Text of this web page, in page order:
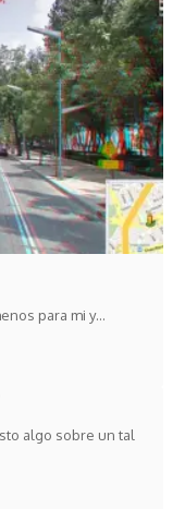
para mi y…
algo sobre un tal